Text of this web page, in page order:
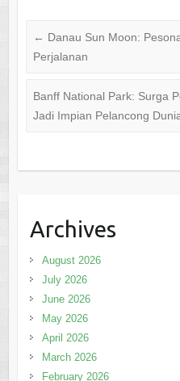
← Danau Sun Moon:
Perjalanan
Banff National Park: Surga
Jadi Impian Pelancong
Archives
August 2026
July 2026
June 2026
May 2026
April 2026
March 2026
February 2026